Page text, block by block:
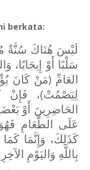
berkata:
لَيْسَ هُنَاكَ سُنَّةٌ
سَلْبًا أَوْ
العَامِّ (مَنْ كَانَ
لِيَصْمُتْ)، فَإِنْ
الحَاضِرِينَ أَوْ
عَلَى الطَّعَامِ
كَذَلِكَ، وَإِنَّمَا
بِاللَّهِ وَاليَوْمِ